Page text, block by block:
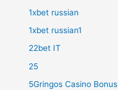
1xbet russian
1xbet russian1
22bet IT
25
5Gringos Casino Bonus